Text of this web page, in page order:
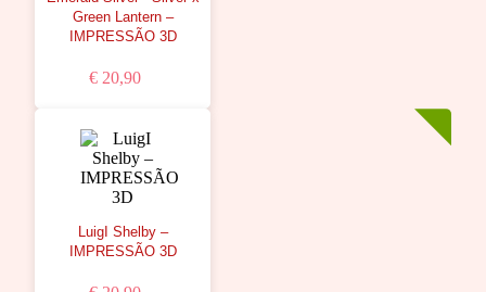
Green Lantern –
IMPRESSÃO 3D
€ 20,90
LuigI Shelby –
IMPRESSÃO 3D